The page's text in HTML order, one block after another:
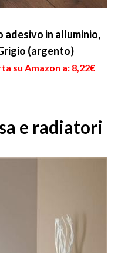
adesivo in alluminio,
(argento)
su Amazon a: 8,22€
e radiatori